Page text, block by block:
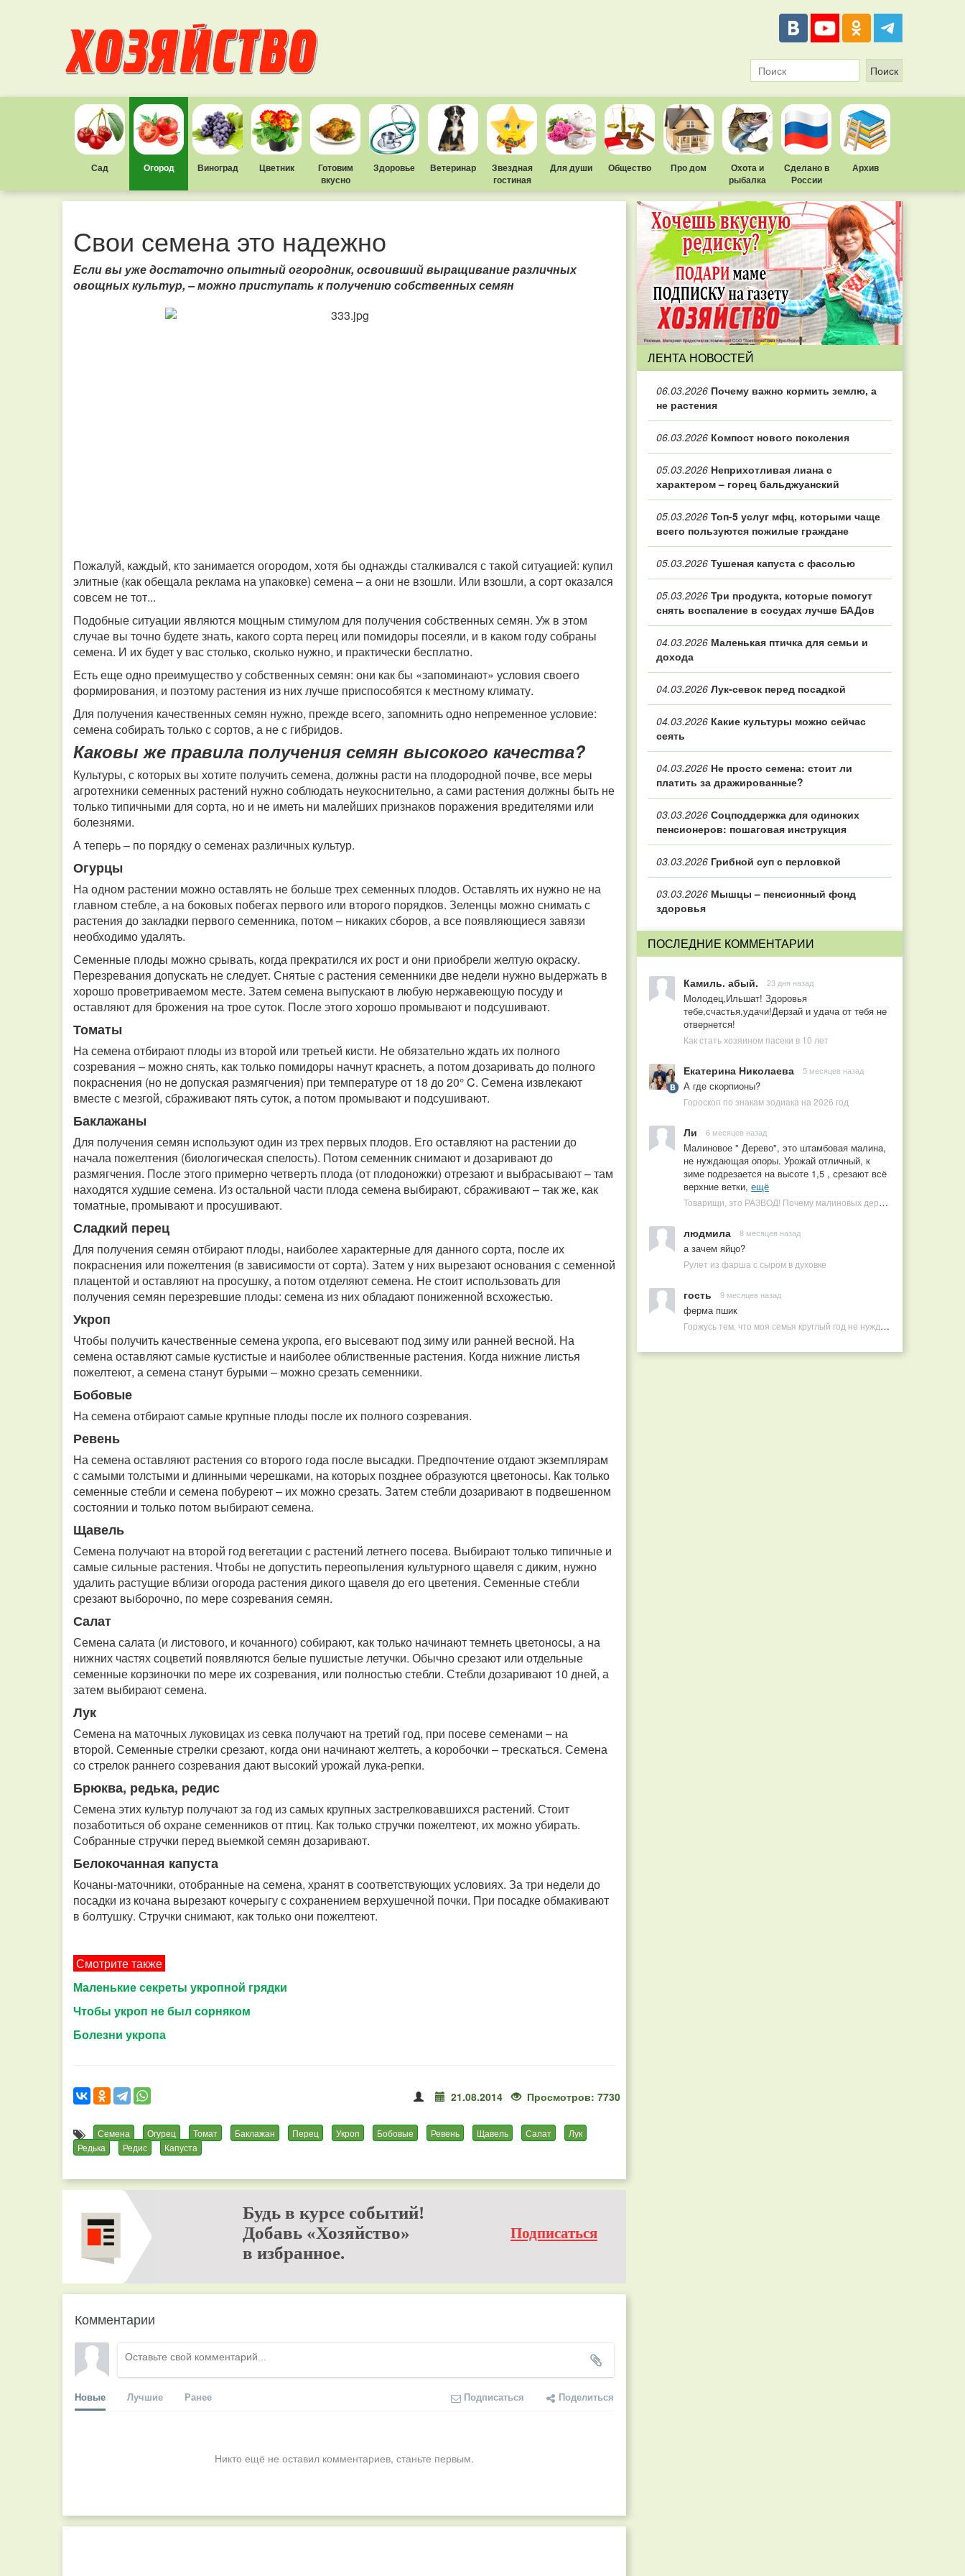
Сад Огород Виноград Цветник
Готовим
вкусно
Здоровье Ветеринар
Звездная
гостиная
Для души Общество Про дом
Охота и
рыбалка
Сделано в
России
Архив
Свои семена это надежно
Если вы уже достаточно опытный огородник, освоивший выращивание различных
овощных культур, – можно приступать к получению собственных семян
Пожалуй, каждый, кто занимается огородом, хотя бы однажды сталкивался с такой ситуацией: купил
элитные (как обещала реклама на упаковке) семена – а они не взошли. Или взошли, а сорт оказался
совсем не тот...
Подобные ситуации являются мощным стимулом для получения собственных семян. Уж в этом
случае вы точно будете знать, какого сорта перец или помидоры посеяли, и в каком году собраны
семена. И их будет у вас столько, сколько нужно, и практически бесплатно.
Есть еще одно преимущество у собственных семян: они как бы «запоминают» условия своего
формирования, и поэтому растения из них лучше приспособятся к местному климату.
Для получения качественных семян нужно, прежде всего, запомнить одно непременное условие:
семена собирать только с сортов, а не с гибридов.
Каковы же правила получения семян высокого качества?
Культуры, с которых вы хотите получить семена, должны расти на плодородной почве, все меры
агротехники семенных растений нужно соблюдать неукоснительно, а сами растения должны быть не
только типичными для сорта, но и не иметь ни малейших признаков поражения вредителями или
болезнями.
А теперь – по порядку о семенах различных культур.
Огурцы
На одном растении можно оставлять не больше трех семенных плодов. Оставлять их нужно не на
главном стебле, а на боковых побегах первого или второго порядков. Зеленцы можно снимать с
растения до закладки первого семенника, потом – никаких сборов, а все появляющиеся завязи
необходимо удалять.
Семенные плоды можно срывать, когда прекратился их рост и они приобрели желтую окраску.
Перезревания допускать не следует. Снятые с растения семенники две недели нужно выдержать в
хорошо проветриваемом месте. Затем семена выпускают в любую нержавеющую посуду и
оставляют для брожения на трое суток. После этого хорошо промывают и подсушивают.
Томаты
На семена отбирают плоды из второй или третьей кисти. Не обязательно ждать их полного
созревания – можно снять, как только помидоры начнут краснеть, а потом дозаривать до полного
покраснения (но не допуская размягчения) при температуре от 18 до 20° C. Семена извлекают
вместе с мезгой, сбраживают пять суток, а потом промывают и подсушивают.
Баклажаны
Для получения семян используют один из трех первых плодов. Его оставляют на растении до
начала пожелтения (биологическая спелость). Потом семенник снимают и дозаривают до
размягчения. После этого примерно четверть плода (от плодоножки) отрезают и выбрасывают – там
находятся худшие семена. Из остальной части плода семена выбирают, сбраживают – так же, как
томатные, промывают и просушивают.
Сладкий перец
Для получения семян отбирают плоды, наиболее характерные для данного сорта, после их
покраснения или пожелтения (в зависимости от сорта). Затем у них вырезают основания с семенной
плацентой и оставляют на просушку, а потом отделяют семена. Не стоит использовать для
получения семян перезревшие плоды: семена из них обладают пониженной всхожестью.
Укроп
Чтобы получить качественные семена укропа, его высевают под зиму или ранней весной. На
семена оставляют самые кустистые и наиболее облиственные растения. Когда нижние листья
пожелтеют, а семена станут бурыми – можно срезать семенники.
Бобовые
На семена отбирают самые крупные плоды после их полного созревания.
Ревень
На семена оставляют растения со второго года после высадки. Предпочтение отдают экземплярам
с самыми толстыми и длинными черешками, на которых позднее образуются цветоносы. Как только
семенные стебли и семена побуреют – их можно срезать. Затем стебли дозаривают в подвешенном
состоянии и только потом выбирают семена.
Щавель
Семена получают на второй год вегетации с растений летнего посева. Выбирают только типичные и
самые сильные растения. Чтобы не допустить переопыления культурного щавеля с диким, нужно
удалить растущие вблизи огорода растения дикого щавеля до его цветения. Семенные стебли
срезают выборочно, по мере созревания семян.
Салат
Семена салата (и листового, и кочанного) собирают, как только начинают темнеть цветоносы, а на
нижних частях соцветий появляются белые пушистые летучки. Обычно срезают или отдельные
семенные корзиночки по мере их созревания, или полностью стебли. Стебли дозаривают 10 дней, а
затем выбирают семена.
Лук
Семена на маточных луковицах из севка получают на третий год, при посеве семенами – на
второй. Семенные стрелки срезают, когда они начинают желтеть, а коробочки – трескаться. Семена
со стрелок раннего созревания дают высокий урожай лука-репки.
Брюква, редька, редис
Семена этих культур получают за год из самых крупных застрелковавшихся растений. Стоит
позаботиться об охране семенников от птиц. Как только стручки пожелтеют, их можно убирать.
Собранные стручки перед выемкой семян дозаривают.
Белокочанная капуста
Кочаны-маточники, отобранные на семена, хранят в соответствующих условиях. За три недели до
посадки из кочана вырезают кочерыгу с сохранением верхушечной почки. При посадке обмакивают
в болтушку. Стручки снимают, как только они пожелтеют.
Смотрите также
Маленькие секреты укропной грядки
Чтобы укроп не был сорняком
Болезни укропа
21.08.2014 Просмотров: 7730
Семена Огурец Томат Баклажан Перец Укроп Бобовые Ревень Щавель Салат
Лук
Редька
Редис Капуста
Будь в курсе событий!
Добавь «Хозяйство»
в избранное.
Подписаться
Комментарии
Новые Лучшие Ранее Подписаться Поделиться
Никто ещё не оставил комментариев, станьте первым.
ЛЕНТА НОВОСТЕЙ
06.03.2026 Почему важно кормить землю, а
не растения
06.03.2026 Компост нового поколения
05.03.2026 Неприхотливая лиана с
характером – горец бальджуанский
05.03.2026 Топ‑5 услуг мфц, которыми чаще
всего пользуются пожилые граждане
05.03.2026 Тушеная капуста с фасолью
05.03.2026 Три продукта, которые помогут
снять воспаление в сосудах лучше БАДов
04.03.2026 Маленькая птичка для семьи и
дохода
04.03.2026 Лук-севок перед посадкой
04.03.2026 Какие культуры можно сейчас
сеять
04.03.2026 Не просто семена: стоит ли
платить за дражированные?
03.03.2026 Соцподдержка для одиноких
пенсионеров: пошаговая инструкция
03.03.2026 Грибной суп с перловкой
03.03.2026 Мышцы – пенсионный фонд
здоровья
ПОСЛЕДНИЕ КОММЕНТАРИИ
Камиль. абый. 23 дня назад
Молодец,Ильшат! Здоровья
тебе,счастья,удачи!Дерзай и удача от тебя не
отвернется!
Как стать хозяином пасеки в 10 лет
Екатерина Николаева 5 месяцев назад
А где скорпионы?
Гороскоп по знакам зодиака на 2026 год
Ли 6 месяцев назад
Малиновое " Дерево", это штамбовая малина,
не нуждающая опоры. Урожай отличный, к
зиме подрезается на высоте 1,5 , срезают всё
верхние ветки, ещё
Товарищи, это РАЗВОД! Почему малиновых деревьев не бывает, или Как ушлые продавцы наживаются на мечтах садоводов
людмила 8 месяцев назад
а зачем яйцо?
Рулет из фарша с сыром в духовке
гость 9 месяцев назад
ферма пшик
Горжусь тем, что моя семья круглый год не нуждается в покупных витаминах